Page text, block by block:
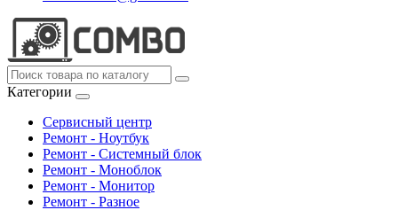
Категории
Сервисный центр
Ремонт - Ноутбук
Ремонт - Системный блок
Ремонт - Моноблок
Ремонт - Монитор
Ремонт - Разное